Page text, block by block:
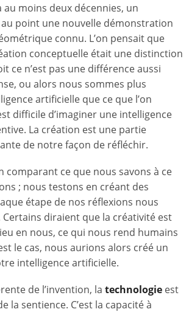
au moins deux décennies, un
point une nouvelle démonstration
connu. L’on pensait que
conceptuelle était une distinction
ce n’est pas une différence aussi
ou alors nous sommes plus
artificielle que ce que l’on
difficile d’imaginer une intelligence
La création est une partie
de notre façon de réfléchir.
comparant ce que nous savons à ce
; nous testons en créant des
étape de nos réflexions nous
diraient que la créativité est
en nous, ce qui nous rend humains
le cas, nous aurions alors créé un
intelligence artificielle.
de l’invention, la technologie est
la sentience. C’est la capacité à